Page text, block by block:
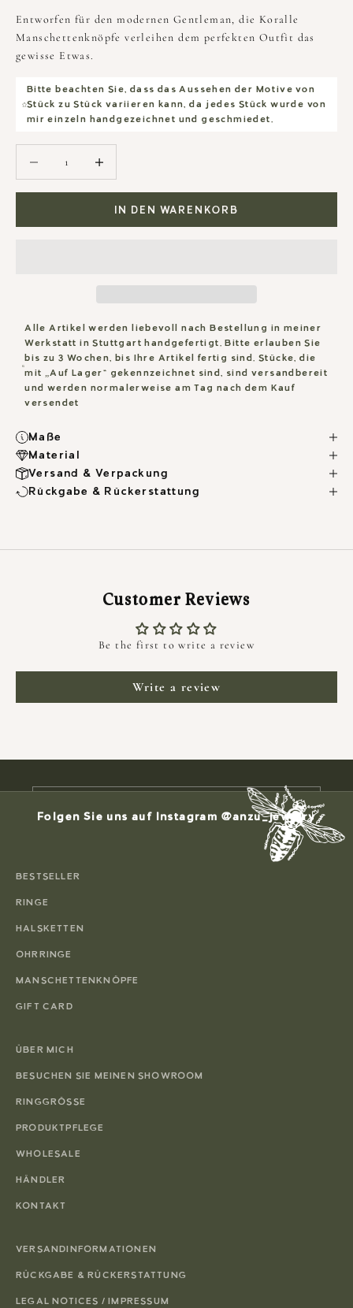
Entworfen für den modernen Gentleman, die Koralle
Manschettenknöpfe verleihen dem perfekten Outfit das
gewisse Etwas.
Bitte beachten Sie, dass das Aussehen der Motive von
Stück zu Stück variieren kann, da jedes Stück wurde von
mir einzeln handgezeichnet und geschmiedet.
IN DEN WARENKORB
Alle Artikel werden liebevoll nach Bestellung in meiner
Werkstatt in Stuttgart handgefertigt. Bitte erlauben Sie
bis zu 3 Wochen, bis Ihre Artikel fertig sind. Stücke, die
mit „Auf Lager“ gekennzeichnet sind, sind versandbereit
und werden normalerweise am Tag nach dem Kauf
versendet
Maße
Material
Versand & Verpackung
Rückgabe & Rückerstattung
Customer Reviews
Be the first to write a review
Write a review
HALTE MICH AUF DEM LAUFENDEN
NEWSLETTER
E-Mail
Folgen Sie uns auf Instagram @anzu_jewelry
BESTSELLER
RINGE
HALSKETTEN
OHRRINGE
MANSCHETTENKNÖPFE
GIFT CARD
ÜBER MICH
BESUCHEN SIE MEINEN SHOWROOM
RINGGRÖSSE
PRODUKTPFLEGE
WHOLESALE
HÄNDLER
KONTAKT
VERSANDINFORMATIONEN
RÜCKGABE & RÜCKERSTATTUNG
LEGAL NOTICES / IMPRESSUM